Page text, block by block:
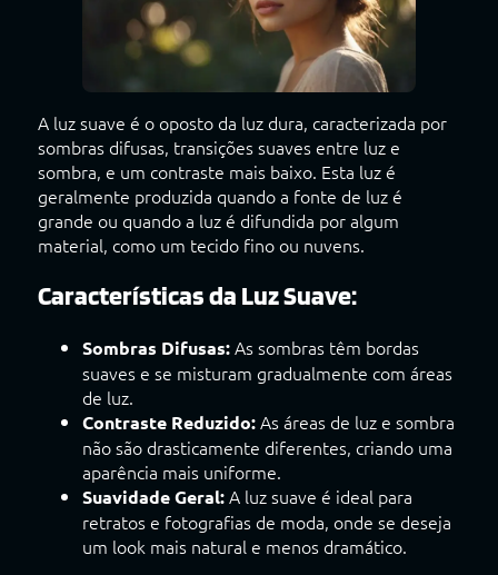
A luz suave é o oposto da luz dura, caracterizada por
sombras difusas, transições suaves entre luz e
sombra, e um contraste mais baixo. Esta luz é
geralmente produzida quando a fonte de luz é
grande ou quando a luz é difundida por algum
material, como um tecido fino ou nuvens.
Características da Luz Suave:
Sombras Difusas:As sombras têm bordas
suaves e se misturam gradualmente com áreas
de luz.
Contraste Reduzido:As áreas de luz e sombra
não são drasticamente diferentes, criando uma
aparência mais uniforme.
Suavidade Geral:A luz suave é ideal para
retratos e fotografias de moda, onde se deseja
um look mais natural e menos dramático.